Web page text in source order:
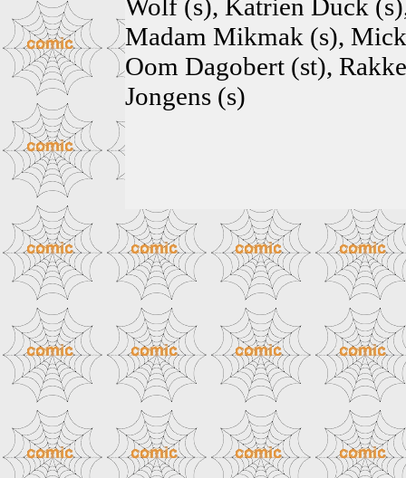
Wolf (s), Katrien Duck
Madam Mikmak (s),
Oom Dagobert (st),
Jongens (s)